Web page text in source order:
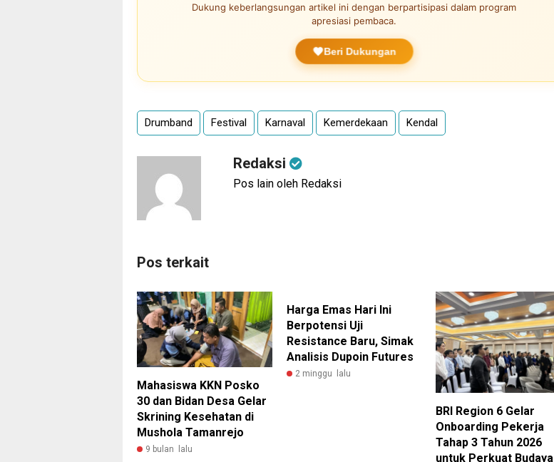
Dukung keberlangsungan artikel ini dengan berpartisipasi dalam program
apresiasi pembaca.
Beri Dukungan
Drumband Festival Karnaval Kemerdekaan Kendal
Redaksi
Pos lain oleh Redaksi
Pos terkait
Mahasiswa KKN Posko
30 dan Bidan Desa Gelar
Skrining Kesehatan di
Mushola Tamanrejo
9 bulan lalu
Harga Emas Hari Ini
Berpotensi Uji
Resistance Baru, Simak
Analisis Dupoin Futures
2 minggu lalu
BRI Region 6 Gelar
Onboarding Pekerja
Tahap 3 Tahun 2026
untuk Perkuat Budaya